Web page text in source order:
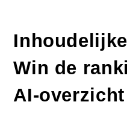
Win de
AI-overzicht